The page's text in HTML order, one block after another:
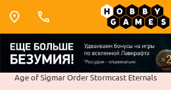
Age of SigmarOrderStormcast Eternals